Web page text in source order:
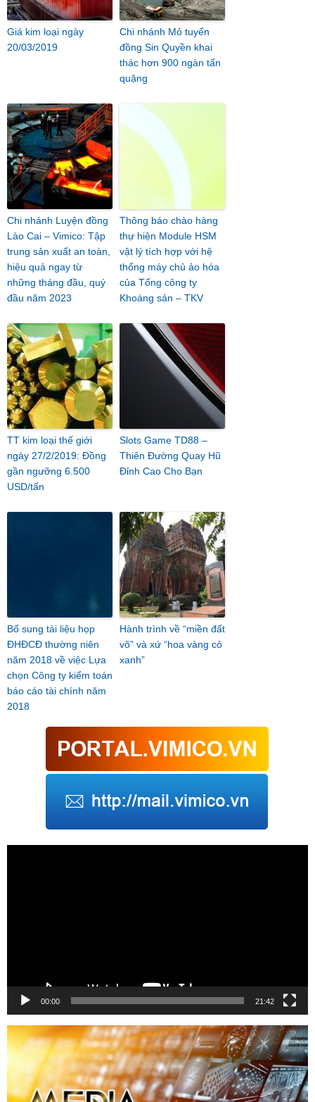
Giá kim loại ngày
20/03/2019
Chi nhánh Mỏ tuyển
đồng Sin Quyền khai
thác hơn 900 ngàn tấn
quặng
Chi nhánh Luyện đồng
Lào Cai – Vimico: Tập
trung sản xuất an toàn,
hiệu quả ngay từ
những tháng đầu, quý
đầu năm 2023
Thông báo chào hàng
thự hiện Module HSM
vật lý tích hợp với hệ
thống máy chủ ảo hóa
của Tổng công ty
Khoáng sản – TKV
TT kim loại thế giới
ngày 27/2/2019: Đồng
gần ngưỡng 6.500
USD/tấn
Slots Game TD88 –
Thiên Đường Quay Hũ
Đỉnh Cao Cho Bạn
Bổ sung tài liệu họp
ĐHĐCĐ thường niên
năm 2018 về việc Lựa
chọn Công ty kiểm toán
báo cáo tài chính năm
2018
Hành trình về “miền đất
võ” và xứ “hoa vàng cỏ
xanh”
00:00 21:42